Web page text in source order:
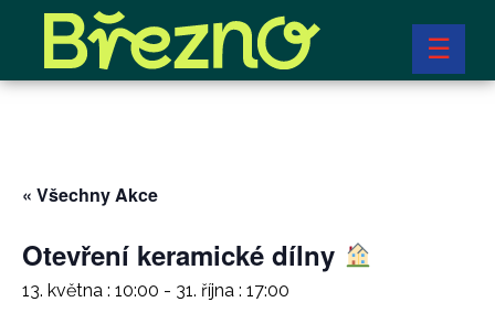
☰
« Všechny Akce
Otevření keramické dílny
13. května : 10:00 - 31. října : 17:00